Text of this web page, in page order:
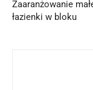
Zaaranżowanie
łazienki w bloku